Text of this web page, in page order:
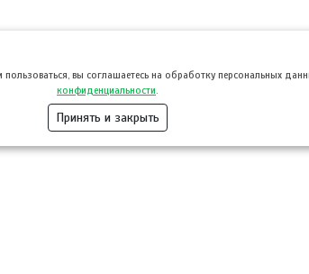
вы соглашаетесь на обработку персональных
конфиденциальности
Принять и закрыть